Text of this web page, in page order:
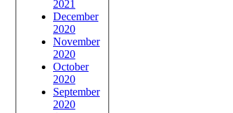
2021
December
2020
November
2020
October
2020
September
2020